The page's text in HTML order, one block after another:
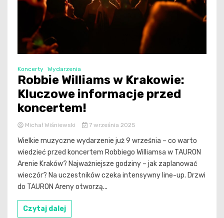
Koncerty Wydarzenia
Robbie Williams w Krakowie:
Kluczowe informacje przed
koncertem!
Michał Wiśniewski 7 września 2025
Wielkie muzyczne wydarzenie już 9 września – co warto
wiedzieć przed koncertem Robbiego Williamsa w TAURON
Arenie Kraków? Najważniejsze godziny – jak zaplanować
wieczór? Na uczestników czeka intensywny line-up. Drzwi
do TAURON Areny otworzą...
Czytaj dalej